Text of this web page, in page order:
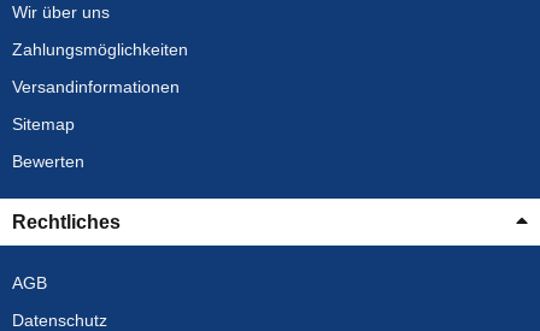
Wir über uns
Zahlungsmöglichkeiten
Versandinformationen
Sitemap
Bewerten
Rechtliches
AGB
Datenschutz